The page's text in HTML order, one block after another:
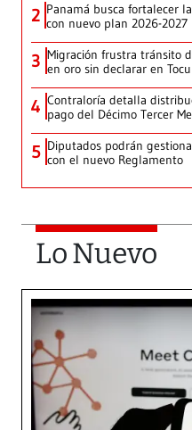
2 Panamá busca fortalecer
con nuevo plan 2026-2027
3 Migración frustra tránsito
en oro sin declarar en
4 Contraloría detalla
pago del Décimo Tercer
5 Diputados podrán
con el nuevo Reglamento
Lo Nuevo